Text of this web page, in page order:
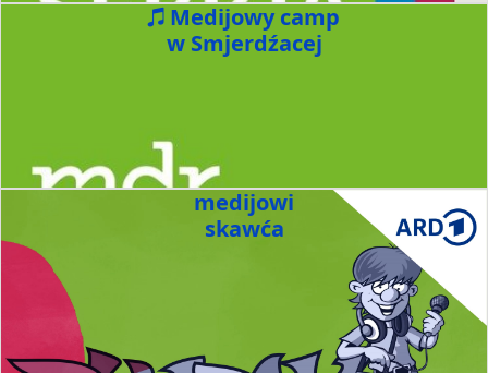
Medijowy camp
w Smjerdźacej
medijowi
skawća